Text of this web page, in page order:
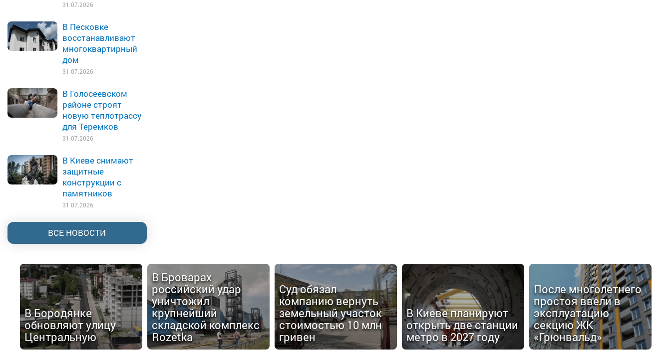
31.07.2026
В Песковке
восстанавливают
многоквартирный
дом
31.07.2026
В Голосеевском
районе строят
новую теплотрассу
для Теремков
31.07.2026
В Киеве снимают
защитные
конструкции с
памятников
31.07.2026
ВСЕ НОВОСТИ
В Бородянке
обновляют улицу
Центральную
В Броварах
российский удар
уничтожил
крупнейший
складской комплекс
Rozetka
Суд обязал
компанию вернуть
земельный участок
стоимостью 10 млн
гривен
В Киеве планируют
открыть две станции
метро в 2027 году
После многолетнего
простоя ввели в
эксплуатацию
секцию ЖК
«Грюнвальд»